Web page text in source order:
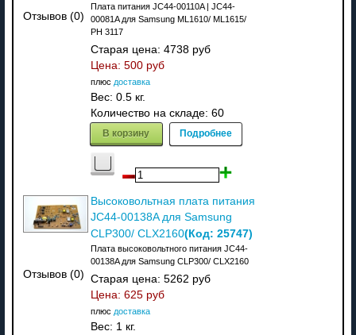
Отзывов (0)
Плата питания JC44-00110A | JC44-
00081A для Samsung ML1610/ ML1615/
PH 3117
Старая цена: 4738 руб
Цена: 500 руб
плюс доставка
Вес: 0.5 кг.
Количество на складе: 60
В корзину Подробнее
Отзывов (0)
Высоковольтная плата питания
JC44-00138A для Samsung
CLP300/ CLX2160(Код: 25747)
Плата высоковольтного питания JC44-
00138A для Samsung CLP300/ CLX2160
Старая цена: 5262 руб
Цена: 625 руб
плюс доставка
Вес: 1 кг.